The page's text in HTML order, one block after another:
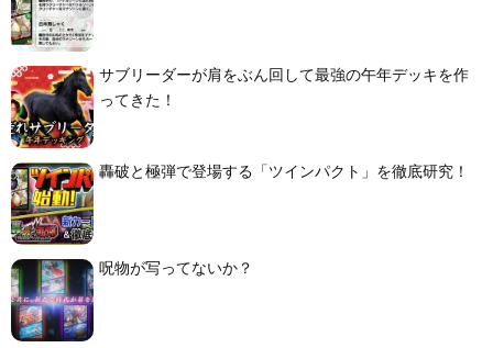
サブリーダーが肩をぶん回して最強の午年デッキを作
ってきた！
轟破と極弾で登場する「ツインパクト」を徹底研究！
呪物が写ってないか？